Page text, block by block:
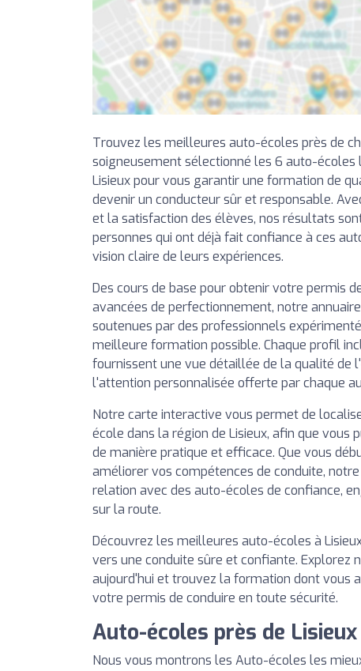
Trouvez les meilleures auto-écoles près de
soigneusement sélectionné les 6 auto-écoles
Lisieux pour vous garantir une formation de
devenir un conducteur sûr et responsable.
et la satisfaction des élèves, nos résultats
personnes qui ont déjà fait confiance à ces
vision claire de leurs expériences.
Des cours de base pour obtenir votre permis
avancées de perfectionnement, notre
soutenues par des professionnels
meilleure formation possible. Chaque profil
fournissent une vue détaillée de la qualité de
l'attention personnalisée offerte par chaque
Notre carte interactive vous permet de
école dans la région de Lisieux, afin que vous
de manière pratique et efficace. Que vous
améliorer vos compétences de conduite,
relation avec des auto-écoles de confiance,
sur la route.
Découvrez les meilleures auto-écoles à
vers une conduite sûre et confiante. Explorez
aujourd'hui et trouvez la formation dont vous
votre permis de conduire en toute sécurité.
Auto-écoles près de Lisieux
Nous vous montrons les Auto-écoles les